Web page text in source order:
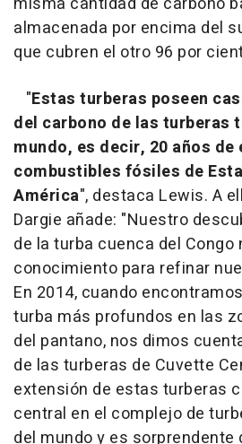
almacenada por encima del
que cubren el otro 96 por
"Estas turberas poseen
del carbono de las turberas
mundo, es decir, 20 años
combustibles fósiles de
América", destaca Lewis. A
Dargie añade: "Nuestro
de la turba cuenca del
conocimiento para refinar
En 2014, cuando
turba más profundos en las
del pantano, nos dimos
de las turberas de Cuvette
extensión de estas turberas
central en el complejo de
del mundo y es sorprendente